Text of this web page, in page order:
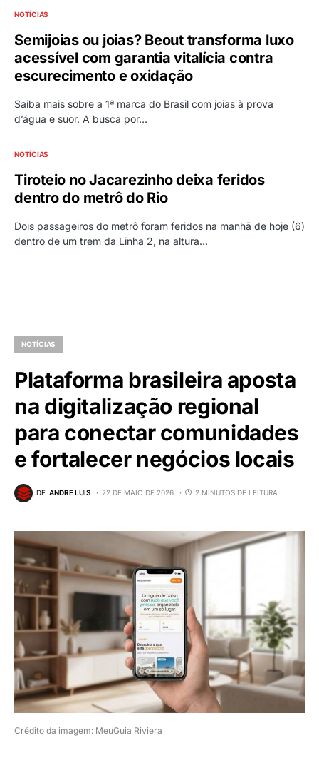
NOTÍCIAS
Semijoias ou joias? Beout transforma luxo
acessível com garantia vitalícia contra
escurecimento e oxidação
Saiba mais sobre a 1ª marca do Brasil com joias à prova
d’água e suor. A busca por…
NOTÍCIAS
Tiroteio no Jacarezinho deixa feridos
dentro do metrô do Rio
Dois passageiros do metrô foram feridos na manhã de hoje (6)
dentro de um trem da Linha 2, na altura…
NOTÍCIAS
Plataforma brasileira aposta
na digitalização regional
para conectar comunidades
e fortalecer negócios locais
DE ANDRE LUIS 22 DE MAIO DE 2026 2 MINUTOS DE LEITURA
Crédito da imagem: MeuGuia Riviera